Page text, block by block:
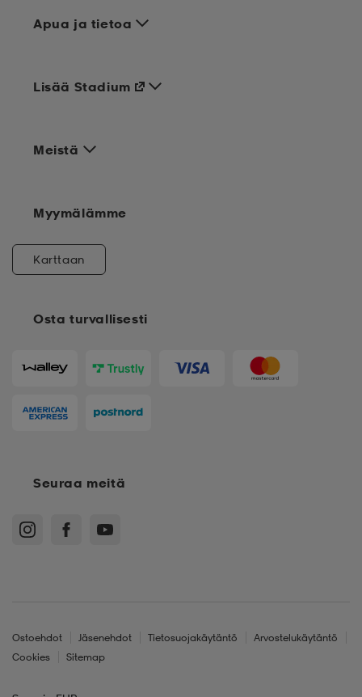
Apua ja tietoa
Meistä
Osta turvallisesti
Lisää Stadium
Myymälämme
Karttaan
Seuraa meitä
Ostoehdot Jäsenehdot Tietosuojakäytäntö
Arvostelukäytäntö
Cookies
Sitemap